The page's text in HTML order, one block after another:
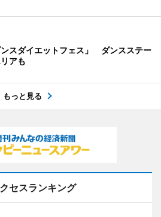
スダイエットフェス」 ダンスステー
アも
もっと見る
セスランキング